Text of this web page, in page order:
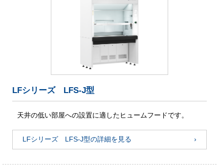
LFシリーズ LFS-J型
天井の低い部屋への設置に適したヒュームフードです。
LFシリーズ LFS-J型の詳細を見る